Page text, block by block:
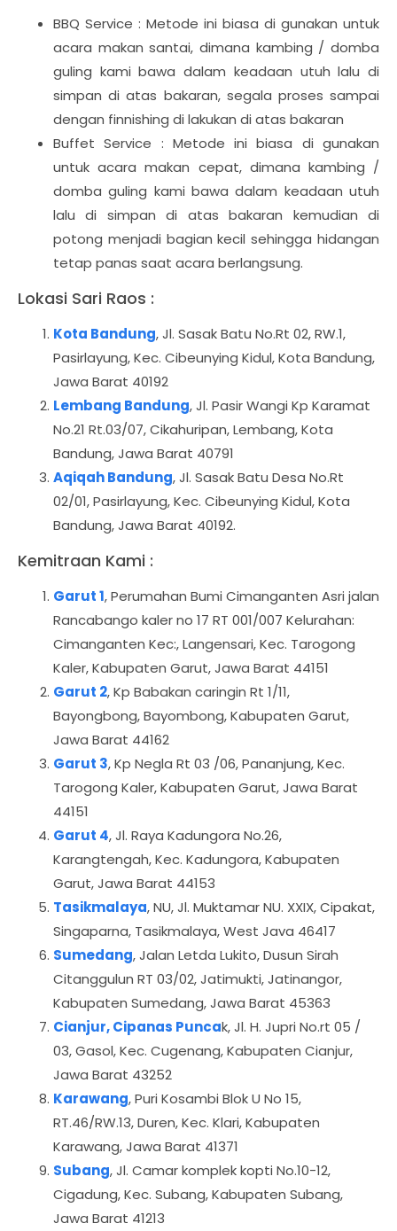
BBQ Service : Metode ini biasa di gunakan untuk
acara makan santai, dimana kambing / domba
guling kami bawa dalam keadaan utuh lalu di
simpan di atas bakaran, segala proses sampai
dengan finnishing di lakukan di atas bakaran
Buffet Service : Metode ini biasa di gunakan
untuk acara makan cepat, dimana kambing /
domba guling kami bawa dalam keadaan utuh
lalu di simpan di atas bakaran kemudian di
potong menjadi bagian kecil sehingga hidangan
tetap panas saat acara berlangsung.
Lokasi Sari Raos :
Kota Bandung, Jl. Sasak Batu No.Rt 02, RW.1,
Pasirlayung, Kec. Cibeunying Kidul, Kota Bandung,
Jawa Barat 40192
Lembang Bandung, Jl. Pasir Wangi Kp Karamat
No.21 Rt.03/07, Cikahuripan, Lembang, Kota
Bandung, Jawa Barat 40791
Aqiqah Bandung, Jl. Sasak Batu Desa No.Rt
02/01, Pasirlayung, Kec. Cibeunying Kidul, Kota
Bandung, Jawa Barat 40192.
Kemitraan Kami :
Garut 1, Perumahan Bumi Cimanganten Asri jalan
Rancabango kaler no 17 RT 001/007 Kelurahan:
Cimanganten Kec:, Langensari, Kec. Tarogong
Kaler, Kabupaten Garut, Jawa Barat 44151
Garut 2, Kp Babakan caringin Rt 1/11,
Bayongbong, Bayombong, Kabupaten Garut,
Jawa Barat 44162
Garut 3, Kp Negla Rt 03 /06, Pananjung, Kec.
Tarogong Kaler, Kabupaten Garut, Jawa Barat
44151
Garut 4, Jl. Raya Kadungora No.26,
Karangtengah, Kec. Kadungora, Kabupaten
Garut, Jawa Barat 44153
Tasikmalaya, NU, Jl. Muktamar NU. XXIX, Cipakat,
Singaparna, Tasikmalaya, West Java 46417
Sumedang, Jalan Letda Lukito, Dusun Sirah
Citanggulun RT 03/02, Jatimukti, Jatinangor,
Kabupaten Sumedang, Jawa Barat 45363
Cianjur, Cipanas Puncak, Jl. H. Jupri No.rt 05 /
03, Gasol, Kec. Cugenang, Kabupaten Cianjur,
Jawa Barat 43252
Karawang, Puri Kosambi Blok U No 15,
RT.46/RW.13, Duren, Kec. Klari, Kabupaten
Karawang, Jawa Barat 41371
Subang, Jl. Camar komplek kopti No.10-12,
Cigadung, Kec. Subang, Kabupaten Subang,
Jawa Barat 41213